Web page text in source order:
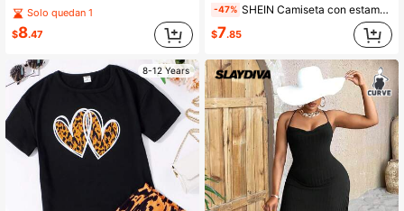
Solo quedan 1
$8.47
8-12 Years
-47% SHEIN Camiseta con estampado de mariposas y flores & shorts de mezclilla con cinturón para niñas jóvenes
$7.85